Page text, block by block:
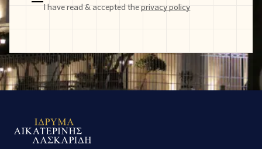
I have read & accepted theprivacy policy